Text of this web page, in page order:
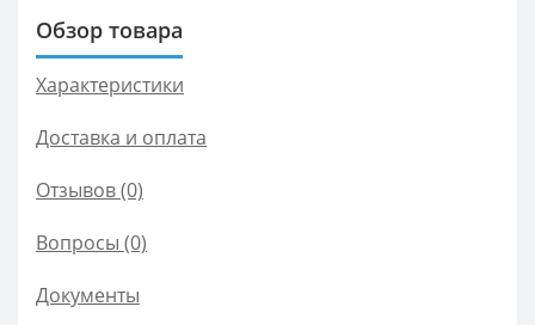
Обзор товара
Характеристики
Доставка и оплата
Отзывов (0)
Вопросы (0)
Документы